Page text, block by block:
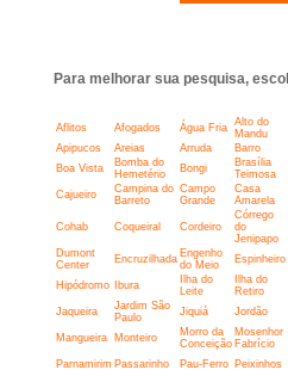
Para melhorar sua pesquisa,
Aflitos Afogados Água Fria
Alto do
Mandu
Apipucos
Areias Arruda Barro
Boa Vista
Bomba do
Hemetério
Bongi
Brasília
Teimosa
Cajueiro
Campina do
Barreto
Campo
Grande
Casa
Amarela
Cohab Coqueiral Cordeiro
Córrego
do
Jenipapo
Dumont
Center
Encruzilhada Engenho
do Meio
Espinheiro
Hipódromo Ibura
Ilha do
Leite
Ilha do
Retiro
Jaqueira
Jardim São
Paulo
Jiquiá Jordão
Mangueira Monteiro
Morro da
Conceição
Mosenhor
Fabrício
Parnamirim Passarinho Pau-Ferro Peixinhos